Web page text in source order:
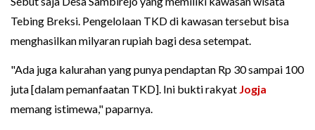
Tebing Breksi. Pengelolaan TKD di kawasan tersebut bisa
menghasilkan milyaran rupiah bagi desa setempat.
"Ada juga kalurahan yang punya pendaptan Rp 30 sampai 100
juta [dalam pemanfaatan TKD]. Ini bukti rakyat Jogja
memang istimewa," paparnya.